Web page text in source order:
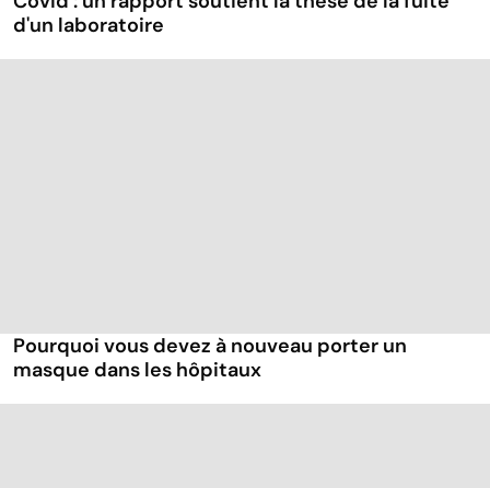
d'un laboratoire
Pourquoi vous devez à nouveau porter un
masque dans les hôpitaux